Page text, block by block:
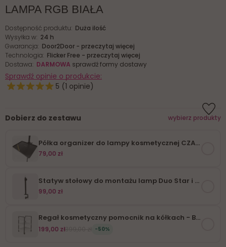
LAMPA RGB BIAŁA
Dostępność produktu: Duża ilość
Wysyłka w: 24 h
Gwarancja: Door2Door - przeczytaj więcej
Technologia: Flicker Free - przeczytaj więcej
Dostawa: DARMOWA sprawdź formy dostawy
Sprawdź opinie o produkcie:
5 (1 opinie)
Dobierz do zestawu wybierz produkty
Półka organizer do lampy kosmetycznej CZARNA
79,00 zł
Statyw stołowy do montażu lamp Duo Star i Luna Ring
99,00 zł
Regał kosmetyczny pomocnik na kółkach - BIAŁY
199,00 zł399,00 zł -50%